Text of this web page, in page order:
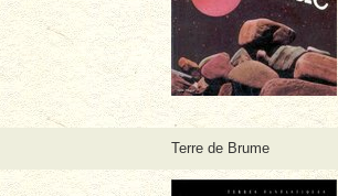
Terre de Brume